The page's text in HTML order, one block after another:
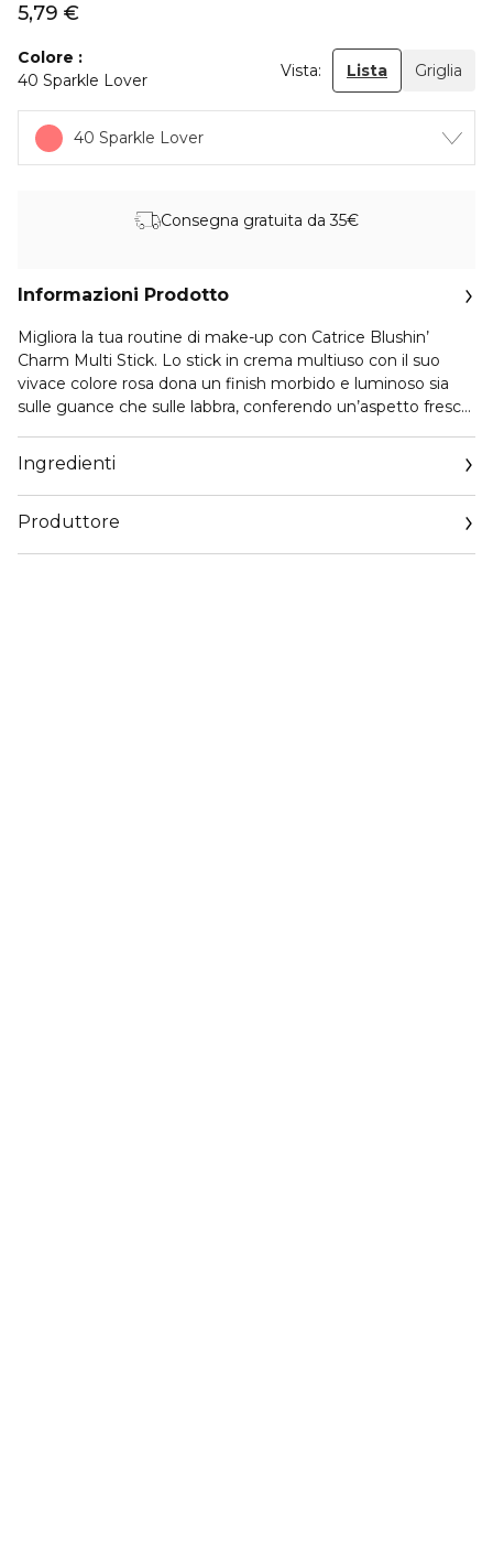
5,79 €
Colore
40 Sparkle Lover
Vista: Lista Griglia
40 Sparkle Lover
Consegna gratuita da 35€
Informazioni Prodotto
Migliora la tua routine di make-up con Catrice Blushin’
Charm Multi Stick. Lo stick in crema multiuso con il suo
vivace colore rosa dona un finish morbido e luminoso sia
sulle guance che sulle labbra, conferendo un’aspetto fresco.
è facile da sfumare e da applicare, perfetto se vuoi ottenere
un look più audace. Inoltre, grazie all'olio di ricino e alla
vitamina E inclusi, dona alla tua pelle un aspetto idratato e
sano.
Ingredienti
Produttore